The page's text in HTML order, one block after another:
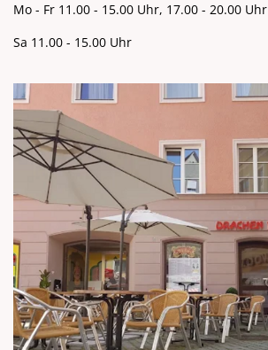
Mo - Fr 11.00 - 15.00 Uhr, 17.00 - 20.00 Uhr
Sa 11.00 - 15.00 Uhr